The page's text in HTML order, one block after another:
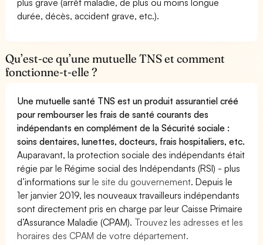
durée, décès, accident grave, etc.).
Qu’est-ce qu’une mutuelle TNS et comment
fonctionne-t-elle ?
Une mutuelle santé TNS est un produit assurantiel créé
pour rembourser les frais de santé courants des
indépendants en complément de la Sécurité sociale :
soins dentaires, lunettes, docteurs, frais hospitaliers, etc.
Auparavant, la protection sociale des indépendants était
régie par le Régime social des Indépendants (RSI) - plus
d’informations surle site du gouvernement. Depuis le
1er janvier 2019, les nouveaux travailleurs indépendants
sont directement pris en charge par leur Caisse Primaire
d’Assurance Maladie (CPAM). Trouvez les adresses et les
horaires des CPAM de votre département.